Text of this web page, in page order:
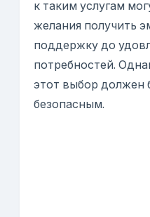
к таким услугам
желания получить
поддержку до
потребностей.
этот выбор должен
безопасным.